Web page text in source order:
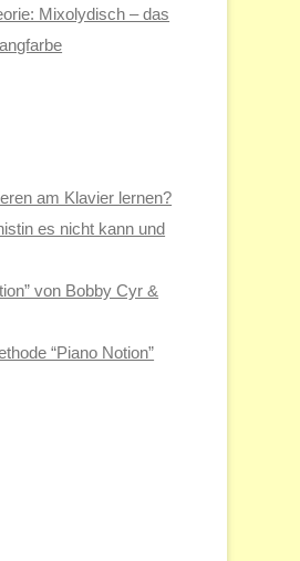
Mixolydisch – das
am Klavier lernen?
es nicht kann und
von Bobby Cyr &
“Piano Notion”